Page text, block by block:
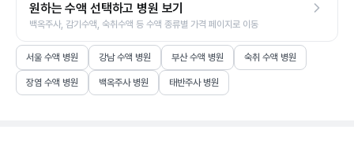
원하는 수액 선택하고 병원 보기
백옥주사, 감기수액, 숙취수액 등 수액 종류별 가격 페이지로 이동
서울 수액 병원 강남 수액 병원 부산 수액 병원 숙취 수액 병원
장염 수액 병원 백옥주사 병원 태반주사 병원